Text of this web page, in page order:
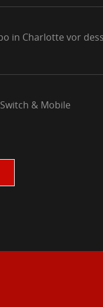
in Charlotte vor
& Mobile